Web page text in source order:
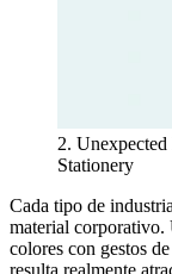
2.
Stationery
Cada tipo de
material corporativo.
colores con gestos